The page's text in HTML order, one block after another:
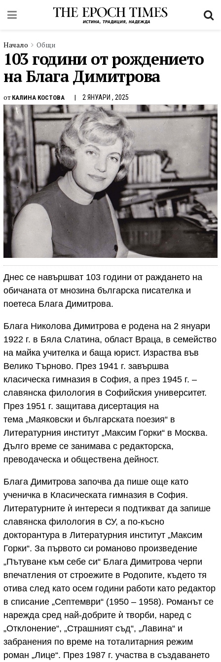
Начало Общи
103 години от рождението
на Блага Димитрова
от КАЛИНА КОСТОВА 2 ЯНУАРИ , 2025
Днес се навършват 103 години от раждането на
обичаната от мнозина българска писателка и
поетеса Блага Димитрова.
Блага Николова Димитрова е родена на 2 януари
1922 г. в Бяла Слатина, област Враца, в семейство
на майка учителка и баща юрист. Израства във
Велико Търново. През 1941 г. завършва
класическа гимназия в София, а през 1945 г. –
славянска филология в Софийския университет.
През 1951 г. защитава дисертация на
тема „Маяковски и българската поезия“ в
Литературния институт „Максим Горки“ в Москва.
Дълго време се занимава с редакторска,
преводаческа и обществена дейност.
Блага Димитрова започва да пише още като
ученичка в Класическата гимназия в София.
Литературните ѝ интереси я подтикват да запише
славянска филология в СУ, а по-късно
докторантура в Литературния институт „Максим
Горки“. За първото си романово произведение
„Пътуване към себе си“ Блага Димитрова черпи
впечатления от строежите в Родопите, където тя
отива след като осем години работи като редактор
в списание „Септември“ (1950 – 1958). Романът се
нарежда сред най-добрите ѝ творби, наред с
„Отклонение“, „Страшният съд“, „Лавина“ и
забранения по време на тоталитарния режим
роман „Лице“. През 1987 г. участва в създаването